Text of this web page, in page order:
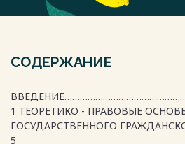
СОДЕРЖАНИЕ
1 ТЕОРЕТИКО - ПРАВОВЫЕ
ГОСУДАРСТВЕННОГО
5